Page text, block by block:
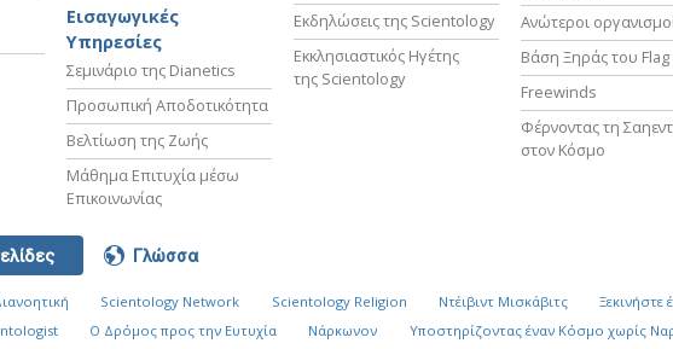
Εισαγωγικές
Υπηρεσίες
Σεμινάριο της Dianetics
Προσωπική Αποδοτικότητα
Βελτίωση της Ζωής
Μάθημα Επιτυχία μέσω
Επικοινωνίας
Εκδηλώσεις της Scientology
Εκκλησιαστικός Ηγέτης
της Scientology
Ανώτεροι
Βάση Ξηράς του Flag
Freewinds
Φέρνοντας τη
στον Κόσμο
Γλώσσα
Scientology Network Scientology Religion Ντέιβιντ Μισκάβιτς Ξεκινήστε
Ο Δρόμος προς την Ευτυχία Νάρκωνον Υποστηρίζοντας έναν Κόσμο χωρίς